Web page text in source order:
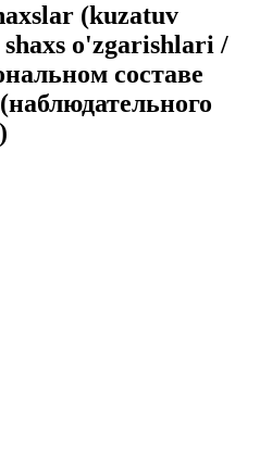
(kuzatuv
o'zgarishlari /
составе